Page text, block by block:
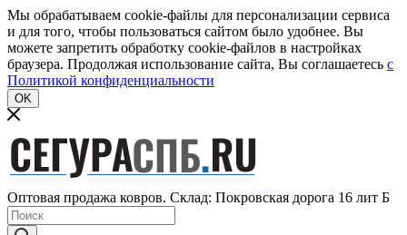
Мы обрабатываем cookie-файлы для персонализации сервиса
и для того, чтобы пользоваться сайтом было удобнее. Вы
можете запретить обработку cookie-файлов в настройках
браузера. Продолжая использование сайта, Вы соглашаетесь c
Политикой конфиденциальности
OK
Оптовая продажа ковров. Склад: Покровская дорога 16 лит Б